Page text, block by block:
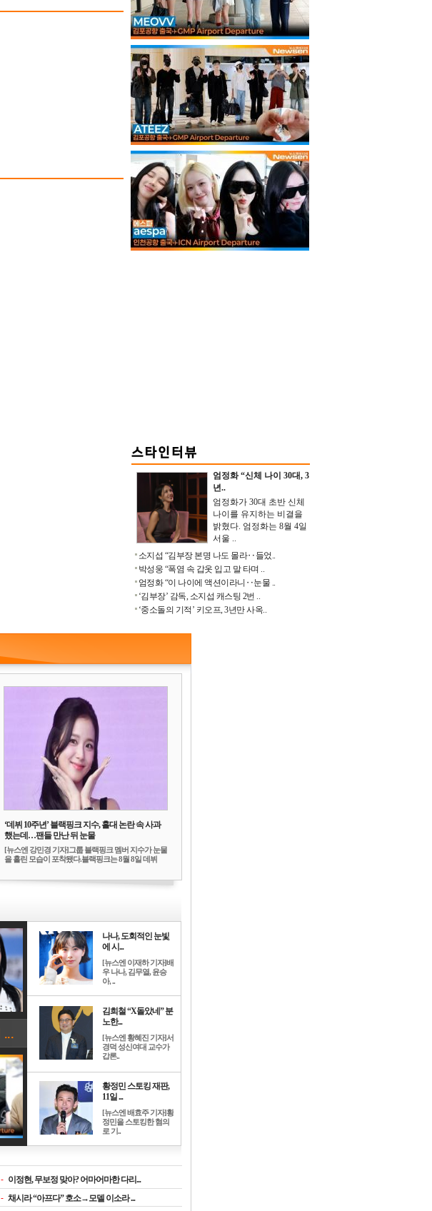
엄정화 “신체 나이 30대, 3
년..
엄정화가 30대 초반 신체
나이를 유지하는 비결을
밝혔다. 엄정화는 8월 4일
서울 ..
소지섭 “김부장 본명 나도 몰라‥들었..
박성웅 “폭염 속 갑옷 입고 말 타며 ..
엄정화 “이 나이에 액션이라니‥눈물 ..
‘김부장’ 감독, 소지섭 캐스팅 2번 ..
‘중소돌의 기적’ 키오프, 3년만 사옥..
‘데뷔 10주년’ 블랙핑크 지수, 홀대 논란 속 사과
했는데…팬들 만난 뒤 눈물
[뉴스엔 강민경 기자]그룹 블랙핑크 멤버 지수가 눈물
을 흘린 모습이 포착됐다.블랙핑크는 8월 8일 데뷔
나나, 도회적인 눈빛
에 시...
[뉴스엔 이재하 기자]배
우 나나, 김무열, 윤승
아, ..
김희철 “X돌았네” 분
노한...
[뉴스엔 황혜진 기자]서
경덕 성신여대 교수가
갑론..
황정민 스토킹 재판,
11일 ...
[뉴스엔 배효주 기자]황
정민을 스토킹한 혐의
로 기..
- 이정현, 무보정 맞아? 어마어마한 다리...
- 채시라 “아프다” 호소→모델 이소라 ...